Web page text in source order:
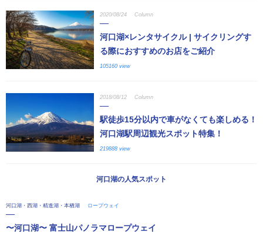
2020/08/24 Column
河口湖×レンタサイクル | サイクリングす
る際におすすめのお店をご紹介
105160 view
2018/08/12 Column
駅徒歩15分以内で車がなくても楽しめる！
河口湖駅周辺観光スポット特集！
219888 view
河口湖の人気スポット
河口湖・西湖・精進湖・本栖湖 ロープウェイ
〜河口湖〜 富士山パノラマロープウェイ